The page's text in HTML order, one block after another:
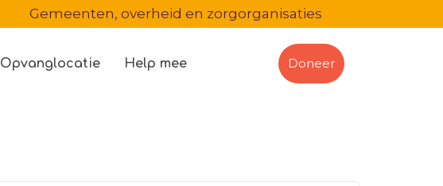
Gemeenten, overheid en zorgorganisaties
Opvanglocatie Help mee Doneer